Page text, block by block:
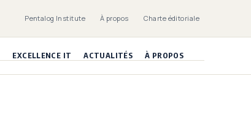
Pentalog Institute À propos Charte éditoriale
EXCELLENCE IT ACTUALITÉS À PROPOS